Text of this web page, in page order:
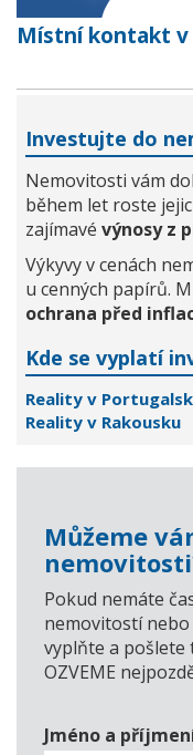
Místní kontakt
Investujte do
Nemovitosti vám
během let roste
zajímavé výnosy z
Výkyvy v cenách
u cenných papírů.
ochrana před
Kde se vyplatí
Reality v
Reality v Rakousku
Můžeme
Pokud nemáte
nemovitostí nebo
vyplňte a pošlete
OZVEME
Jméno a